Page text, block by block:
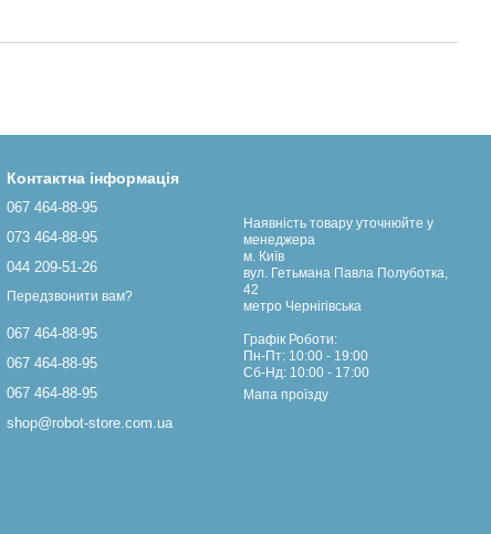
Контактна інформація
067 464-88-95
073 464-88-95
044 209-51-26
Передзвонити вам?
067 464-88-95
067 464-88-95
067 464-88-95
shop@robot-store.com.ua
Наявність товару уточнюйте у
менеджера
м. Київ
вул. Гетьмана Павла Полуботка,
42
метро Чернігівська
Графік Роботи:
Пн-Пт: 10:00 - 19:00
Сб-Нд: 10:00 - 17:00
Мапа проїзду